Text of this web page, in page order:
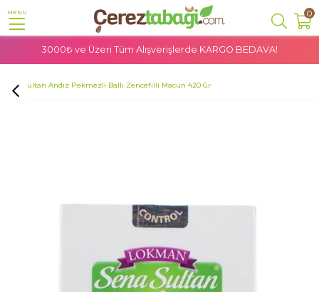
MENU 0
3000₺ ve Üzeri Tüm Alışverişlerde KARGO BEDAVA!
Organik Gıdalar
Sena Sultan Andız Pekmezli Ballı Zencefilli Macun 420 Gr